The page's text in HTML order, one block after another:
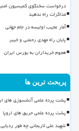
درخواست سخنگوی کمیسیون
مذاکرات راه ندهید
آمار عجیب اولیسه در جام جهانی
پایان راه مهدی رحمتی و خیبر
هجوم خریداران به بورس ایران
پربحث ترین ها
پشت پرده علمی آتشسوزی های
پشت پرده علمی حریق های اروپا
شهید علی لاریجانی چه طور